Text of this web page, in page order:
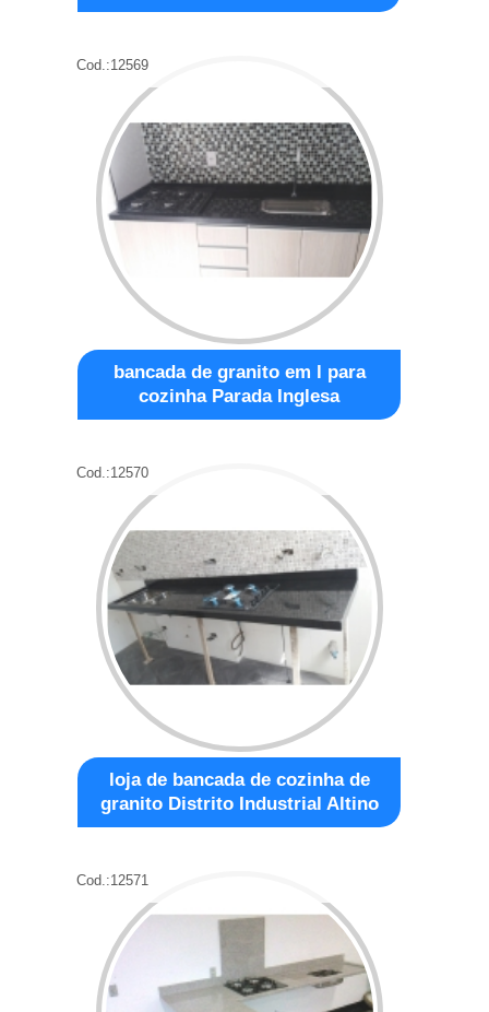
Cod.:12569
bancada de granito em l para
cozinha Parada Inglesa
Cod.:12570
loja de bancada de cozinha de
granito Distrito Industrial Altino
Cod.:12571